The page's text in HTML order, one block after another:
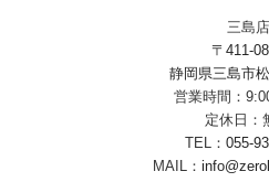
三島店
〒411-
静岡県三島市
営業時間：
定休日：
TEL： 055-
MAIL：